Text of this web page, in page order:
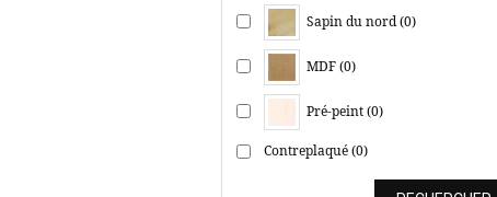
Sapin du nord (0)
MDF (0)
Pré-peint (0)
Contreplaqué (0)